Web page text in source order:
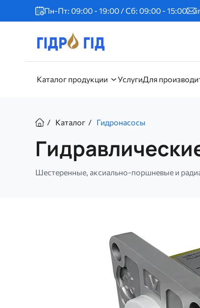
содержанию
Пн-Пт: 09:00 - 19:00 / Сб: 09:00 - 15:00
меню
Каталог продукции УслугиДля
СтрокаКаталог Гидронасосы
Шестеренные, аксиально-поршневые и